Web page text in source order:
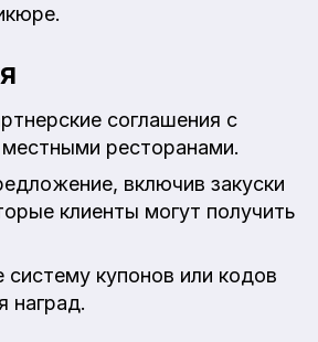
соглашения с
ресторанами.
включив закуски
клиенты могут получить
систему купонов или кодов
наград.